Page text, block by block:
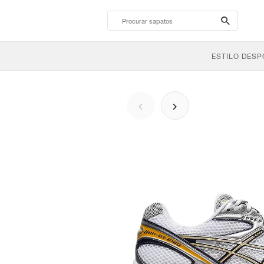
search-
btn
ESTILO